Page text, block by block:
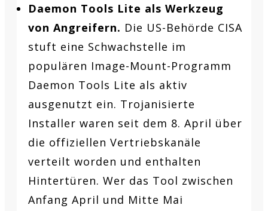
Daemon Tools Lite als Werkzeug
von Angreifern. Die US-Behörde CISA
stuft eine Schwachstelle im
populären Image-Mount-Programm
Daemon Tools Lite als aktiv
ausgenutzt ein. Trojanisierte
Installer waren seit dem 8. April über
die offiziellen Vertriebskanäle
verteilt worden und enthalten
Hintertüren. Wer das Tool zwischen
Anfang April und Mitte Mai